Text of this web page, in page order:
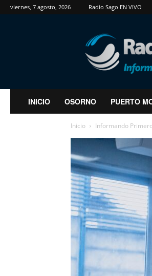
viernes, 7 agosto, 2026 Radio Sago EN VIVO
RadioSago
INICIO OSORNO PUERTO
Inicio Informando